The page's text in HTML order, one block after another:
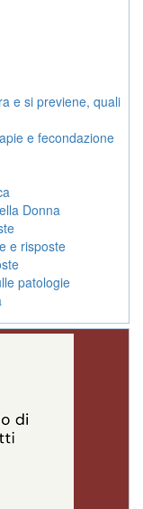
e si previene, quali
e fecondazione
Donna
e risposte
patologie